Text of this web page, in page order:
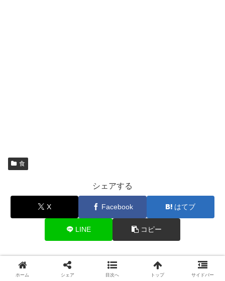
食
シェアする
X Facebook はてブ
LINE コピー
のりりん専門官をフォローする
ホーム シェア 目次へ トップ サイドバー